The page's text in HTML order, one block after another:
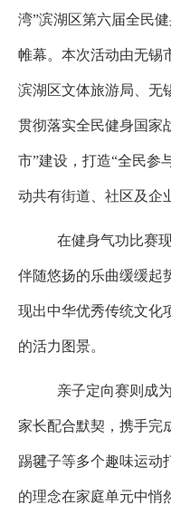
湾”滨湖区第六届全民
帷幕。本次活动由无锡
滨湖区文体旅游局、无
贯彻落实全民健身国家
市”建设，打造“全民参
动共有街道、社区及企
在健身气功比赛
伴随悠扬的乐曲缓缓起
现出中华优秀传统文化
的活力图景。
亲子定向赛则成
家长配合默契，携手完
踢毽子等多个趣味运动
的理念在家庭单元中悄